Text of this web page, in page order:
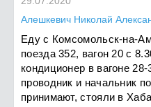
Алешкевич Николай
Еду с Комсомольск-на-
поезда 352, вагон 20 с
кондиционер в вагоне
проводник и начальник
принимают, стояли в